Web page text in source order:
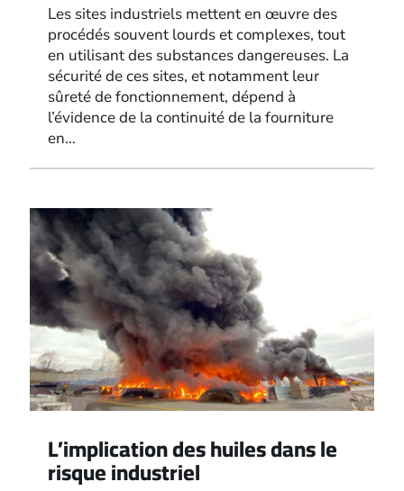
Les sites industriels mettent en œuvre des
procédés souvent lourds et complexes, tout
en utilisant des substances dangereuses. La
sécurité de ces sites, et notamment leur
sûreté de fonctionnement, dépend à
l’évidence de la continuité de la fourniture
en…
L’implication des huiles dans le
risque industriel